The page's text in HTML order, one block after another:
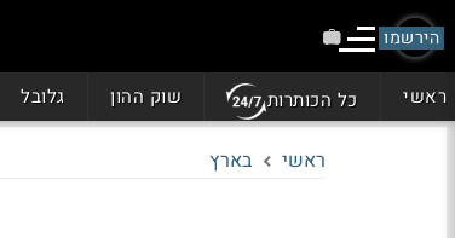
הירשמו
ראשי כל הכותרות שוק ההון גלובל
ראשי בארץ